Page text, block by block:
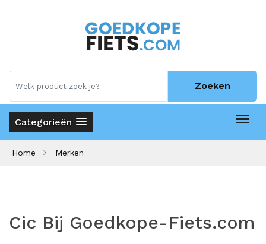
Zoeken
Categorieën
Home Merken
Cic Bij Goedkope-Fiets.com